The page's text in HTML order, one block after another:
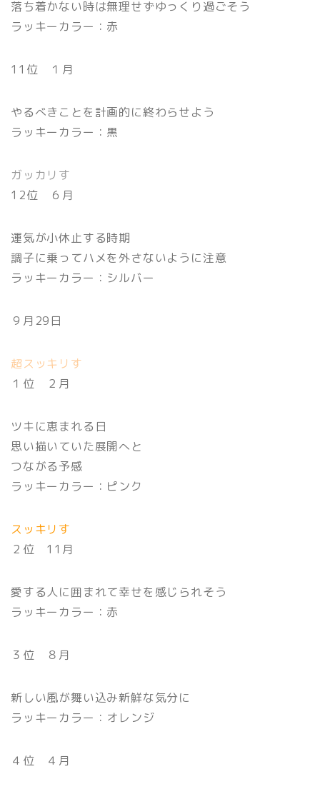
落ち着かない時は無理せずゆっくり過ごそう
ラッキーカラー：赤
11位 １月
やるべきことを計画的に終わらせよう
ラッキーカラー：黒
ガッカリす
12位 ６月
運気が小休止する時期
調子に乗ってハメを外さないように注意
ラッキーカラー：シルバー
９月29日
超スッキリす
１位 ２月
ツキに恵まれる日
思い描いていた展開へと
つながる予感
ラッキーカラー：ピンク
スッキリす
２位 11月
愛する人に囲まれて幸せを感じられそう
ラッキーカラー：赤
３位 ８月
新しい風が舞い込み新鮮な気分に
ラッキーカラー：オレンジ
４位 ４月